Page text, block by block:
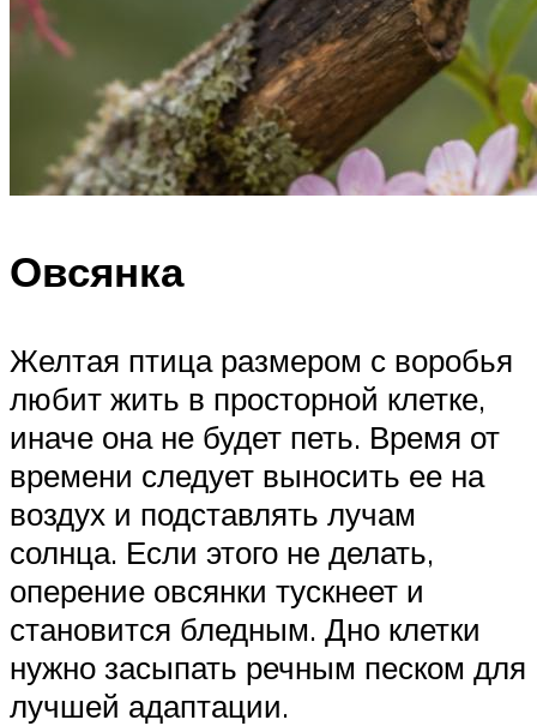
Овсянка
Желтая птица размером с воробья
любит жить в просторной клетке,
иначе она не будет петь. Время от
времени следует выносить ее на
воздух и подставлять лучам
солнца. Если этого не делать,
оперение овсянки тускнеет и
становится бледным. Дно клетки
нужно засыпать речным песком для
лучшей адаптации.